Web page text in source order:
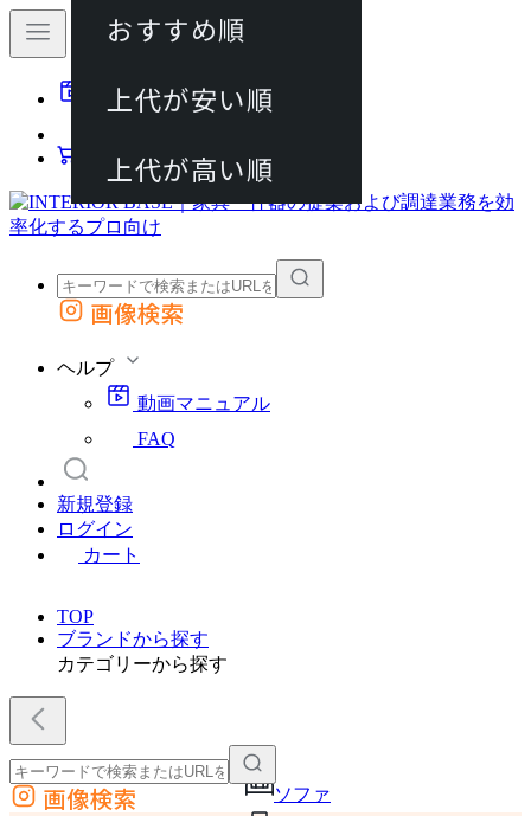
動画マニュアル
カート
外部サイトの商品をカートに追加
画像検索
ヘルプ
動画マニュアル
FAQ
新規登録
ログイン
カート
TOP
ブランドから探す
カテゴリーから探す
ソファ
外部サイトの商品をカートに追加
画像検索
おすすめ順
上代が安い順
上代が高い順